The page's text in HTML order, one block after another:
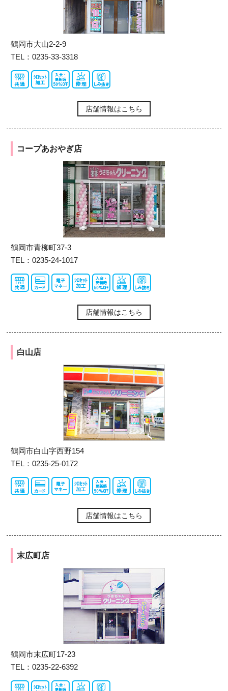
鶴岡市大山2-2-9
TEL：0235-33-3318
店舗情報はこちら
コープあおやぎ店
鶴岡市青柳町37-3
TEL：0235-24-1017
店舗情報はこちら
白山店
鶴岡市白山字西野154
TEL：0235-25-0172
店舗情報はこちら
末広町店
鶴岡市末広町17-23
TEL：0235-22-6392